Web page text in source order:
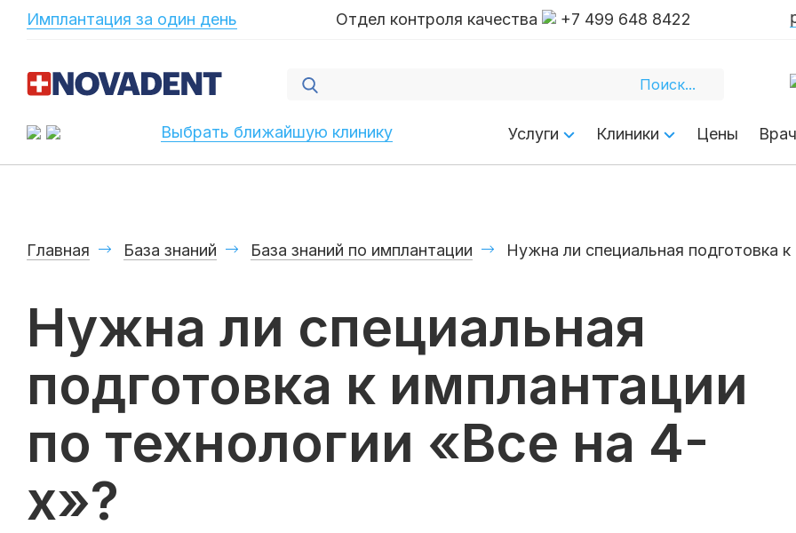
Имплантация за один день Отдел контроля качества +7 499 648 8422
Личный канал основателя сети Доктора
Выбрать ближайшую клинику Услуги Клиники Цены
Главная База знаний База знаний по имплантации Нужна ли специальная подготовка
Нужна ли специальная
подготовка к имплантации
по технологии «Все на 4-
х»?